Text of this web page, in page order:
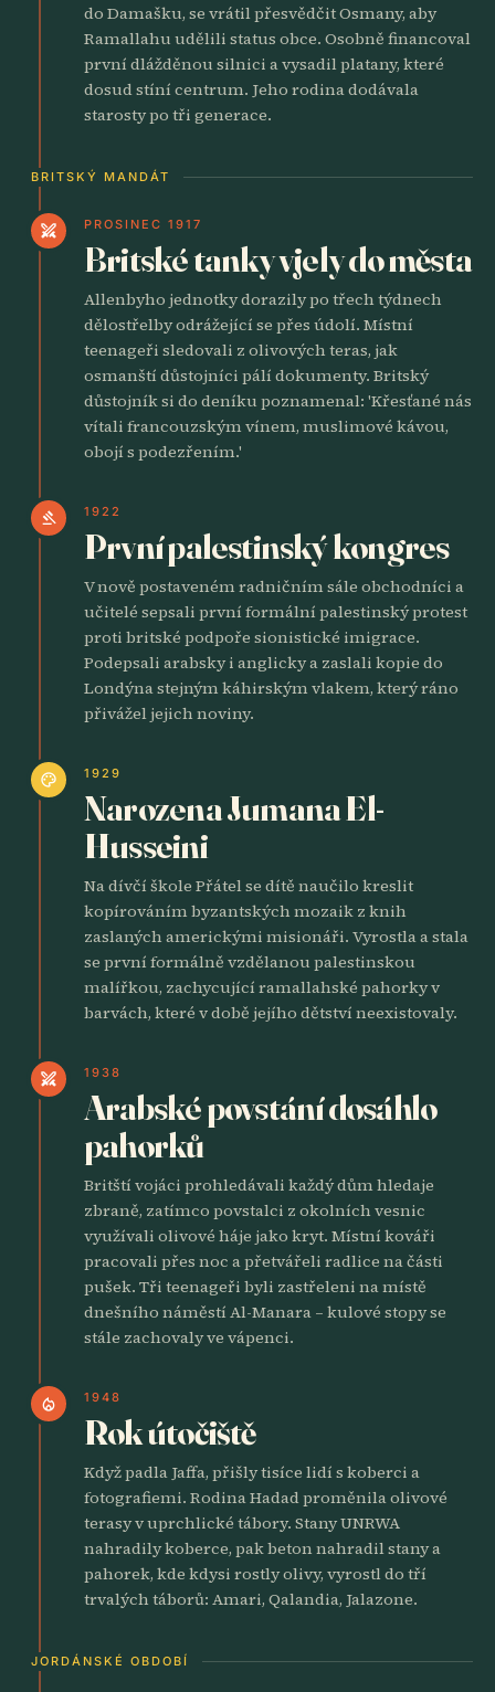
do Damašku, se vrátil přesvědčit Osmany, aby
Ramallahu udělili status obce. Osobně financoval
první dlážděnou silnici a vysadil platany, které
dosud stíní centrum. Jeho rodina dodávala
starosty po tři generace.
BRITSKÝ MANDÁT
swords PROSINEC 1917
Britské tanky vjely do města
Allenbyho jednotky dorazily po třech týdnech
dělostřelby odrážející se přes údolí. Místní
teenageři sledovali z olivových teras, jak
osmanští důstojníci pálí dokumenty. Britský
důstojník si do deníku poznamenal: 'Křesťané nás
vítali francouzským vínem, muslimové kávou,
obojí s podezřením.'
gavel 1922
První palestinský kongres
V nově postaveném radničním sále obchodníci a
učitelé sepsali první formální palestinský protest
proti britské podpoře sionistické imigrace.
Podepsali arabsky i anglicky a zaslali kopie do
Londýna stejným káhirským vlakem, který ráno
přivážel jejich noviny.
palette 1929
Narozena Jumana El-
Husseini
Na dívčí škole Přátel se dítě naučilo kreslit
kopírováním byzantských mozaik z knih
zaslaných americkými misionáři. Vyrostla a stala
se první formálně vzdělanou palestinskou
malířkou, zachycující ramallahské pahorky v
barvách, které v době jejího dětství neexistovaly.
swords 1938
Arabské povstání dosáhlo
pahorků
Britští vojáci prohledávali každý dům hledaje
zbraně, zatímco povstalci z okolních vesnic
využívali olivové háje jako kryt. Místní kováři
pracovali přes noc a přetvářeli radlice na části
pušek. Tři teenageři byli zastřeleni na místě
dnešního náměstí Al-Manara – kulové stopy se
stále zachovaly ve vápenci.
local_fire_department 1948
Rok útočiště
Když padla Jaffa, přišly tisíce lidí s koberci a
fotografiemi. Rodina Hadad proměnila olivové
terasy v uprchlické tábory. Stany UNRWA
nahradily koberce, pak beton nahradil stany a
pahorek, kde kdysi rostly olivy, vyrostl do tří
trvalých táborů: Amari, Qalandia, Jalazone.
JORDÁNSKÉ OBDOBÍ